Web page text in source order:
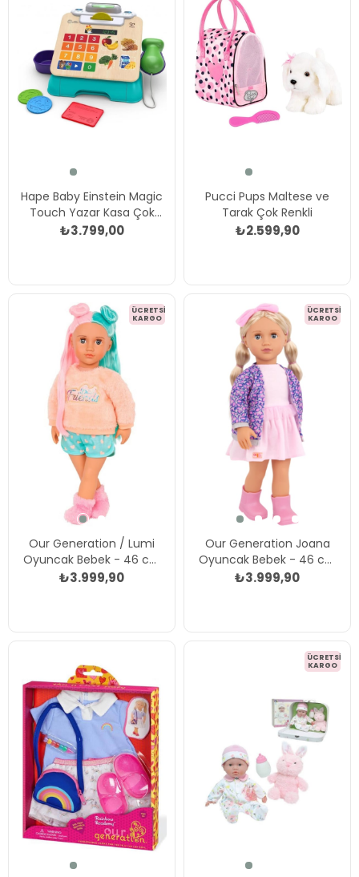
Hape Baby Einstein Magic
Touch Yazar Kasa Çok
Renkli
₺3.799,00
Pucci Pups Maltese ve
Tarak Çok Renkli
₺2.599,90
Our Generation / Lumi
Oyuncak Bebek - 46 cm
Çok Renkli
₺3.999,90
ÜCRETSIZ
KARGO
Our Generation Joana
Oyuncak Bebek - 46 cm
Çok Renkli
₺3.999,90
ÜCRETSIZ
KARGO
ÜCRETSIZ
KARGO